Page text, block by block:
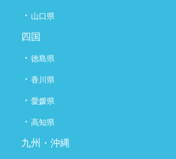
・ 山口県
四国
・ 徳島県
・ 香川県
・ 愛媛県
・ 高知県
九州・沖縄